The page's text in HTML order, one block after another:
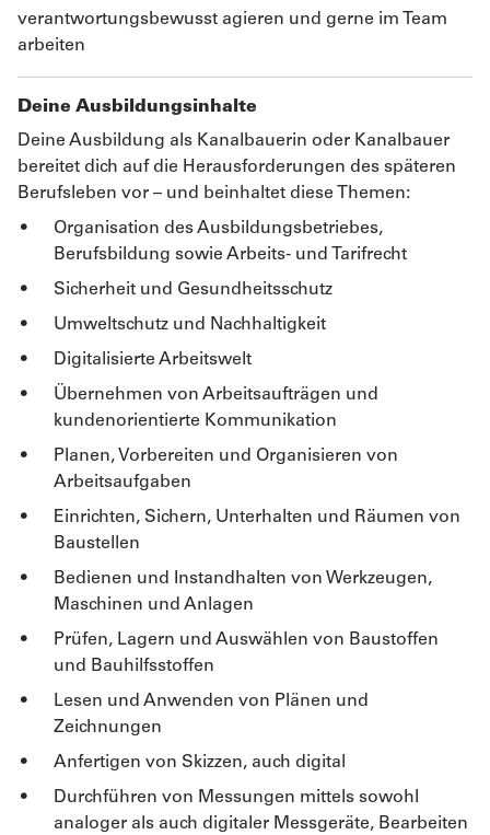
verantwortungsbewusst agieren und gerne im Team
arbeiten
Deine Ausbildungsinhalte
Deine Ausbildung als Kanalbauerin oder Kanalbauer
bereitet dich auf die Herausforderungen des späteren
Berufsleben vor – und beinhaltet diese Themen:
Organisation des Ausbildungsbetriebes,
Berufsbildung sowie Arbeits- und Tarifrecht
Sicherheit und Gesundheitsschutz
Umweltschutz und Nachhaltigkeit
Digitalisierte Arbeitswelt
Übernehmen von Arbeitsaufträgen und
kundenorientierte Kommunikation
Planen, Vorbereiten und Organisieren von
Arbeitsaufgaben
Einrichten, Sichern, Unterhalten und Räumen von
Baustellen
Bedienen und Instandhalten von Werkzeugen,
Maschinen und Anlagen
Prüfen, Lagern und Auswählen von Baustoffen
und Bauhilfsstoffen
Lesen und Anwenden von Plänen und
Zeichnungen
Anfertigen von Skizzen, auch digital
Durchführen von Messungen mittels sowohl
analoger als auch digitaler Messgeräte, Bearbeiten